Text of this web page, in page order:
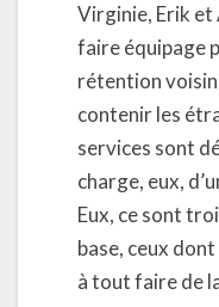
Virginie, Erik
faire équipage
rétention voisin
contenir les
services sont
charge, eux,
Eux, ce sont
base, ceux
à tout faire de